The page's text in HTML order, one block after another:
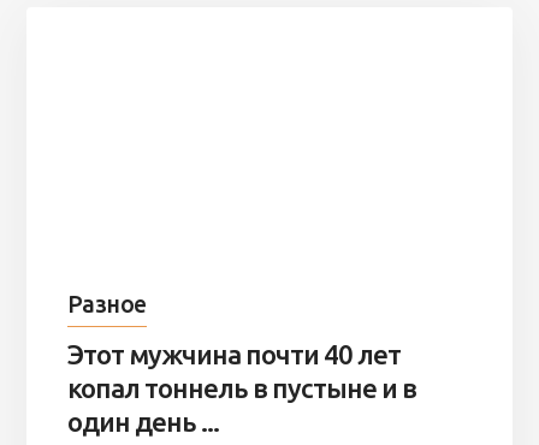
Разное
Этот мужчина почти 40 лет
копал тоннель в пустыне и в
один день ...